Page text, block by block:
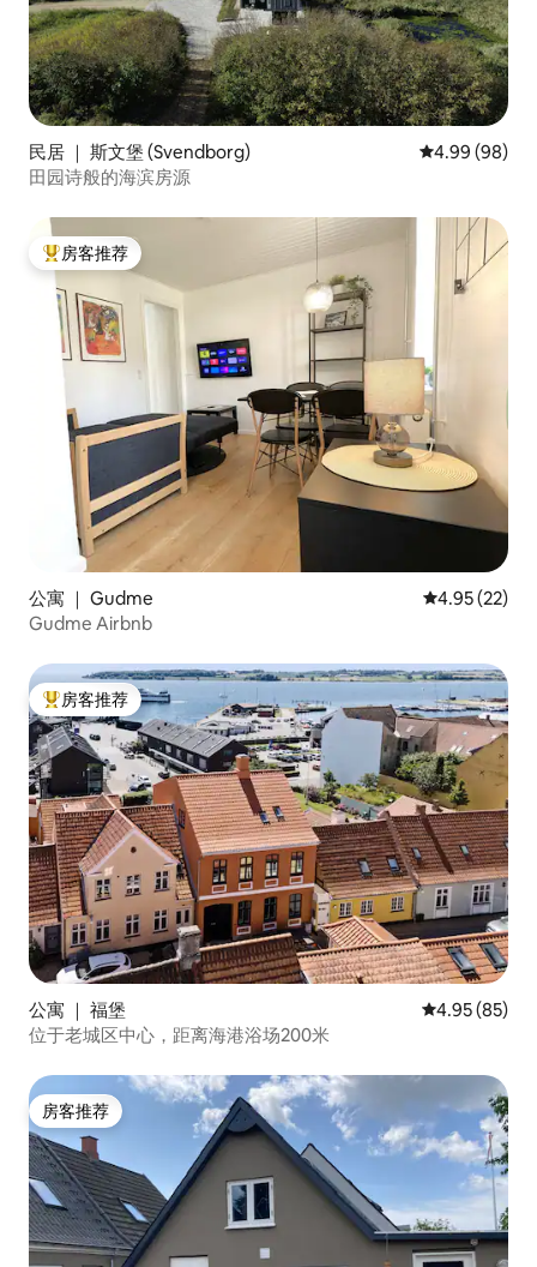
民居 ｜ 斯文堡 (Svendborg) 平均评分 4.99
4.99 (98)
田园诗般的海滨房源
热门「房客推荐」
房客推荐
公寓 ｜ Gudme 平均评分
4.95 (22)
Gudme Airbnb
热门「房客推荐」
房客推荐
公寓 ｜ 福堡 平均评分
4.95 (85)
位于老城区中心，距离海港浴场200米
房客推荐
房客推荐